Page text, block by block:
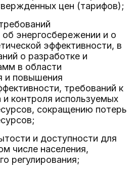
цен (тарифов);
об энергосбережении и о
эффективности, в
о разработке и
в области
и повышения
требований к
и контроля используемых
сокращению потерь
и доступности для
числе населения,
регулирования;